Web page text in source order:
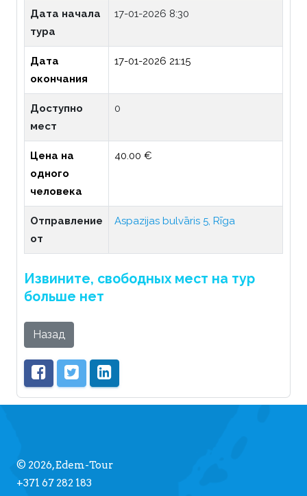
Дата начала
тура
17-01-2026 8:30
Дата
окончания
17-01-2026 21:15
Доступно
мест
0
Цена на
одного
человека
40.00 €
Отправление
от
Aspazijas bulvāris 5, Rīga
Извините, свободных мест на тур
больше нет
Назад
© 2026, Edem-Tour
+371 67 282 183